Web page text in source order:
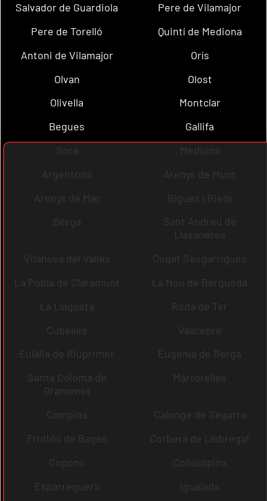
Salvador de Guardiola
Pere de Vilamajor
Pere de Torelló
Quintí de Mediona
Antoni de Vilamajor
Orís
Olvan
Olost
Olivella
Montclar
Begues
Gallifa
Sora
Mediona
Argentona
Arenys de Munt
Arenys de Mar
Bigues i Riells
Berga
Sant Andreu de
Llavaneres
Vilanova del Vallès
Cugat Sesgarrigues
La Pobla de Claramunt
La Nou de Berguedà
La Llagosta
Roda de Ter
Cubelles
Vallcebre
Eulàlia de Riuprimer
Eugènia de Berga
Santa Coloma de
Gramenet
Martorelles
Campins
Calonge de Segarra
Fruitós de Bages
Corbera de Llobregat
Copons
Collsuspina
Esparreguera
Igualada